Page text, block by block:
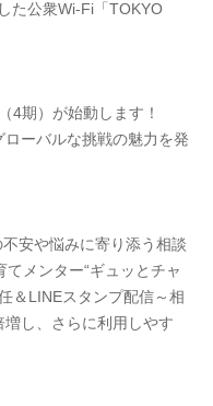
た公衆Wi-Fi「TOKYO
4期）が始動します！
ーバルな挑戦の魅力を発
安や悩みに寄り添う相談
メンター“ギュッとチャ
＆LINEスタンプ配信～相
し、さらに利用しやす